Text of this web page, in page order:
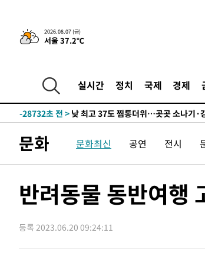
2026.08.07 (금)
서울 37.2℃
실시간 정치 국제 경제
-2967초 전 > 민주 콩고 에볼라환자 4천명 돌파, 4053
-30798초 전 >
[속보]이 대통령, '호우피해' 안동·의
-30761초 전 >
갈 수도
-28732초 전 > 낮 최고 37도 찜통더위…곳곳 소나기·
응"
-23894초 전 >
여자배구 이재영·이다영 자매, 아제르
-23147초 전 >외국인 심판 성 접대 7경기 들여다보
-22834초 전 >[속보]코스피, 6200선 약보합…0.60%
-22703초 전 >[속보] 노원서 40.1도 관측…서울, 2018
-19793초 전 >[속보]종합특검, '계엄 수용공간 확보'
문화 문화최신 공연 전시
반려동물 동반여행
등록 2023.06.20 09:24:11